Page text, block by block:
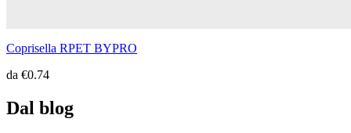
Coprisella RPET BYPRO
da €0.74
Dal blog